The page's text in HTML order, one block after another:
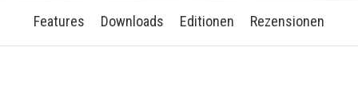
Features Downloads Editionen Rezensionen